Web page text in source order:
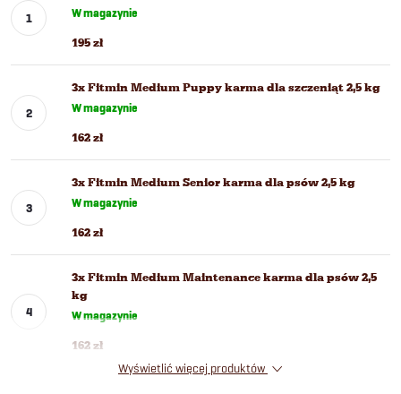
W magazynie
195 zł
3x Fitmin Medium Puppy karma dla szczeniąt 2,5 kg
W magazynie
162 zł
3x Fitmin Medium Senior karma dla psów 2,5 kg
W magazynie
162 zł
3x Fitmin Medium Maintenance karma dla psów 2,5
kg
W magazynie
162 zł
Wyświetlić więcej produktów